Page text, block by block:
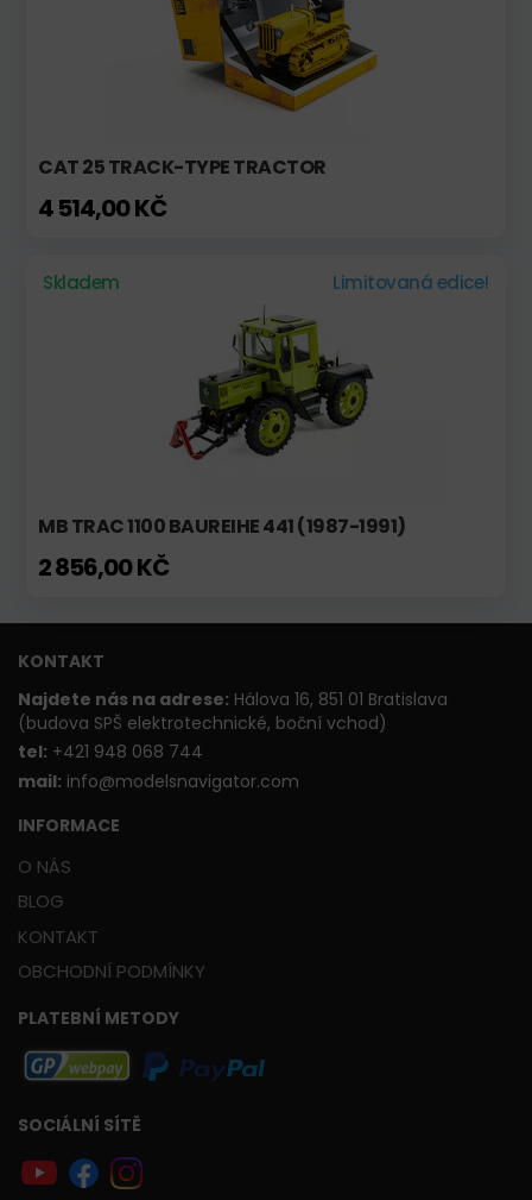
CAT 25 TRACK-TYPE TRACTOR
4 514,00 KČ
Skladem Limitovaná edice!
MB TRAC 1100 BAUREIHE 441 (1987-1991)
2 856,00 KČ
KONTAKT
Najdete nás na adrese: Hálova 16, 851 01 Bratislava
(budova SPŠ elektrotechnické, boční vchod)
tel: +421 948 068 744
mail: info@modelsnavigator.com
INFORMACE
O NÁS
BLOG
KONTAKT
OBCHODNÍ PODMÍNKY
PLATEBNÍ METODY
SOCIÁLNÍ SÍTĚ